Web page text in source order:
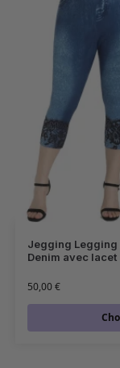
Jegging Legging
Denim avec lacet
50,00€